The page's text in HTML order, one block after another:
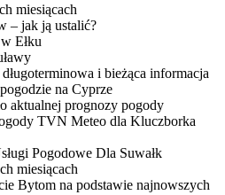
miesiącach
– jak ją ustalić?
Ełku
i bieżąca informacja
na Cyprze
aktualnej prognozy pogody
TVN Meteo dla Kluczborka
Pogodowe Dla Suwałk
miesiącach
Bytom na podstawie najnowszych